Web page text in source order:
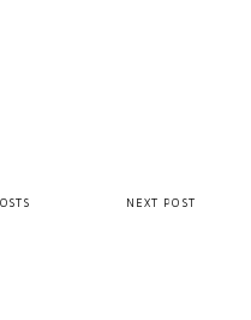
NEXT POST